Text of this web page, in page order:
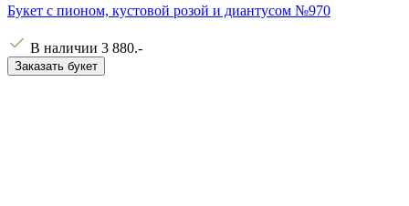
Букет с пионом, кустовой розой и диантусом №970
В наличии 3 880.-
Заказать букет